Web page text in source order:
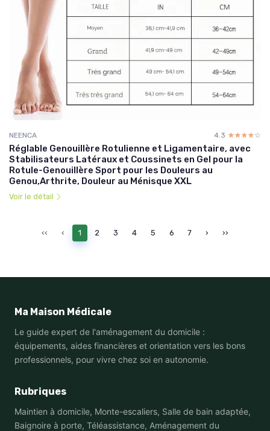
NEENCA 4.3 ☆☆☆☆☆
★★★★★
Réglable Genouillère Rotulienne et Ligamentaire, avec
Stabilisateurs Latéraux et Coussinets en Gel pour la
Rotule-Genouillère Sport pour les Douleurs au
Genou,Arthrite, Douleur au Ménisque XXL
Voir le détail
‹‹ ‹ 1 2 3 4 5 6 7 › ››
Ma Maison Médicale
Le guide expert de l'aménagement du domicile :
équipements, aides financières et orientation vers les bons
professionnels, pour vivre chez soi en autonomie.
Rubriques
Maintien à domicile, Monte-escaliers, Salle de bain adaptée,
Baignoire à porte, Téléassistance, Aménagement du